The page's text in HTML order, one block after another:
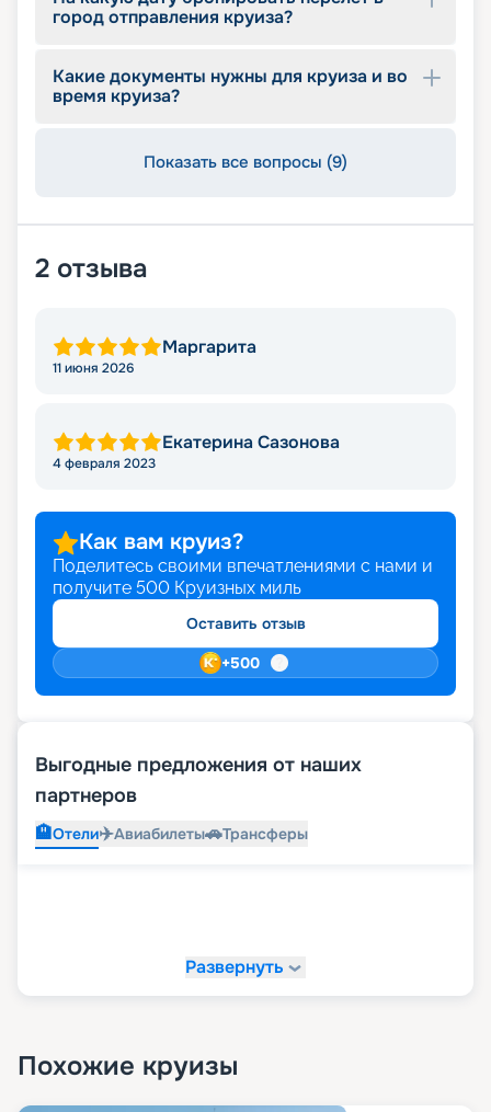
город отправления круиза?
Какие документы нужны для круиза и во
время круиза?
Показать все вопросы (9)
2 отзыва
Маргарита
11 июня 2026
Екатерина Сазонова
4 февраля 2023
Как вам круиз?
Поделитесь своими впечатлениями с нами и
получите 500 Круизных миль
Оставить отзыв
+500
Выгодные предложения от наших
партнеров
🏨Отели✈️Авиабилеты🚗Трансферы
Развернуть
Похожие круизы